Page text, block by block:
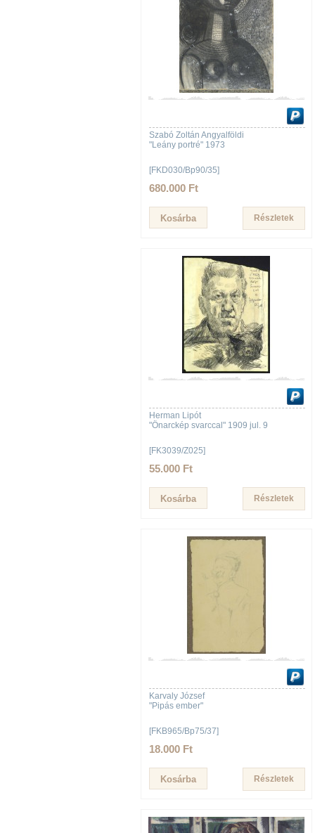
Szabó Zoltán Angyalföldi
"Leány portré" 1973
[FKD030/Bp90/35]
680.000 Ft
Részletek
Herman Lipót
"Önarckép svarccal" 1909 jul. 9
[FK3039/Z025]
55.000 Ft
Részletek
Karvaly József
"Pipás ember"
[FKB965/Bp75/37]
18.000 Ft
Részletek